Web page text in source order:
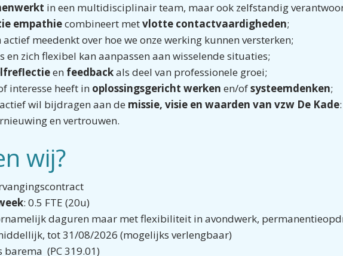
in een multidisciplinair team, maar ook zelfstandig
empathiecombineert metvlotte contactvaardigheden;
actief meedenkt over hoe we onze werking kunnen versterken;
en zich flexibel kan aanpassen aan wisselende situaties;
en feedbackals deel van professionele groei;
interesse heeft in oplossingsgericht werken en/ofsysteemdenken;
wil bijdragen aan de missie, visie en waarden van vzw De Kade
en vertrouwen.
wij?
: 0.5 FTE (20u)
daguren maar met flexibiliteit in avondwerk,
tot 31/08/2026 (mogelijks verlengbaar)
barema (PC 319.01)